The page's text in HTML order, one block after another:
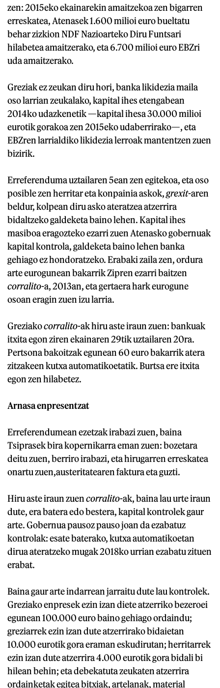
zen: 2015eko ekainarekin amaitzekoa zen bigarren
erreskatea, Atenasek 1.600 milioi euro bueltatu
behar zizkion NDF Nazioarteko Diru Funtsari
hilabetea amaitzerako, eta 6.700 milioi euro EBZri
uda amaitzerako.
Greziak ez zeukan diru hori, banka likidezia maila
oso larrian zeukalako, kapital ihes etengabean
2014ko udazkenetik —kapital ihesa 30.000 milioi
eurotik gorakoa zen 2015eko udaberrirako—, eta
EBZren larrialdiko likidezia lerroak mantentzen zuen
bizirik.
Erreferenduma uztailaren 5ean zen egitekoa, eta oso
posible zen herritar eta konpainia askok,grexit-aren
beldur, kolpean diru asko ateratzea atzerrira
bidaltzeko galdeketa baino lehen. Kapital ihes
masiboa eragozteko ezarri zuen Atenasko gobernuak
kapital kontrola, galdeketa baino lehen banka
gehiago ez hondoratzeko. Erabaki zaila zen, ordura
arte eurogunean bakarrik Zipren ezarri baitzen
corralito-a, 2013an, eta gertaera hark eurogune
osoan eragin zuen izu larria.
Greziakocorralito-ak hiru aste iraun zuen: bankuak
itxita egon ziren ekainaren 29tik uztailaren 20ra.
Pertsona bakoitzak egunean 60 euro bakarrik atera
zitzakeen kutxa automatikoetatik. Burtsa ere itxita
egon zen hilabetez.
Arnasa enpresentzat
Erreferendumean ezetzak irabazi zuen, baina
Tsiprasek bira kopernikarra eman zuen: bozetara
deitu zuen, berriro irabazi, eta hirugarren erreskatea
onartu zuen,austeritatearen faktura eta guzti.
Hiru aste iraun zuencorralito-ak, baina lau urte iraun
dute, era batera edo bestera, kapital kontrolek gaur
arte. Gobernua pausoz pauso joan da ezabatuz
kontrolak: esate baterako, kutxa automatikoetan
dirua ateratzeko mugak 2018ko urrian ezabatu zituen
erabat.
Baina gaur arte indarrean jarraitu dute lau kontrolek.
Greziako enpresek ezin izan diete atzerriko bezeroei
egunean 100.000 euro baino gehiago ordaindu;
greziarrek ezin izan dute atzerrirako bidaietan
10.000 eurotik gora eraman eskudirutan; herritarrek
ezin izan dute atzerrira 4.000 eurotik gora bidali bi
hilean behin; eta debekatuta zeukaten atzerrira
ordainketak egitea bitxiak, artelanak, material